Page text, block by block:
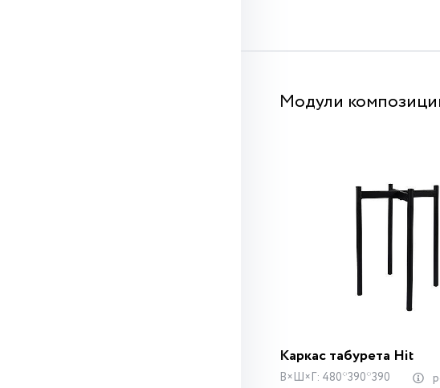
Модули
Каркас табурета Hit
В×Ш×Г: 480*390*390